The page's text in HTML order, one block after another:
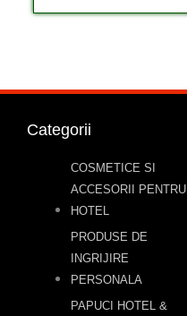
Categorii
COSMETICE SI
ACCESORII PENTRU
HOTEL
PRODUSE DE
INGRIJIRE
PERSONALA
PAPUCI HOTEL &